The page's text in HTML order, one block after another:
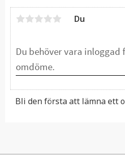
Du
Bli den första att lämna ett